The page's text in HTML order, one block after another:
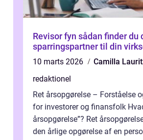
Revisor fyn sådan finder du den rette
sparringspartner til din
10 marts 2026
Camilla
redaktionel
Ret årsopgørelse – Forståelse
for investorer og finansfolk
årsopgørelse”? Ret
den årlige opgørelse af en